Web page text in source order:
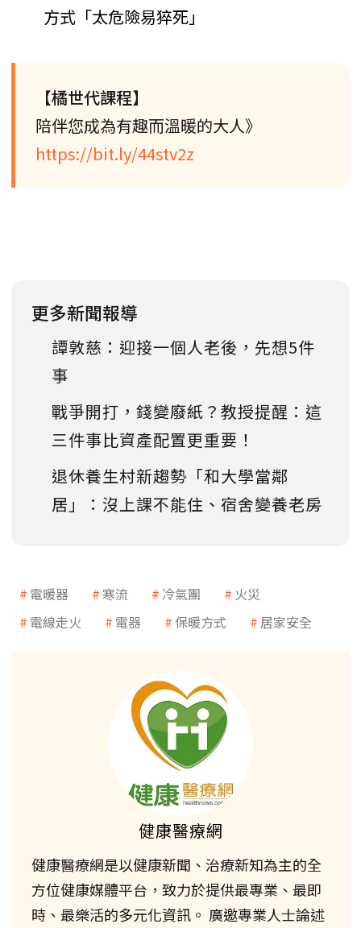
方式「太危險易猝死」
【橘世代課程】
陪伴您成為有趣而溫暖的大人》
https://bit.ly/44stv2z
更多新聞報導
譚敦慈：迎接一個人老後，先想5件
事
戰爭開打，錢變廢紙？教授提醒：這
三件事比資產配置更重要！
退休養生村新趨勢「和大學當鄰
居」：沒上課不能住、宿舍變養老房
電暖器 寒流 冷氣團
火災
電線走火
電器 保暖方式 居家安全
健康醫療網
健康醫療網是以健康新聞、治療新知為主的全
方位健康媒體平台，致力於提供最專業、最即
時、最樂活的多元化資訊。 廣邀專業人士論述